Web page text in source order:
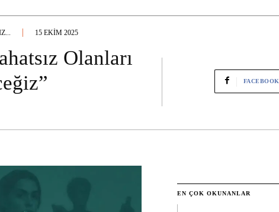
15 EKIM 2025
Olanları
FACEBOOK
EN ÇOK OKUNANLAR